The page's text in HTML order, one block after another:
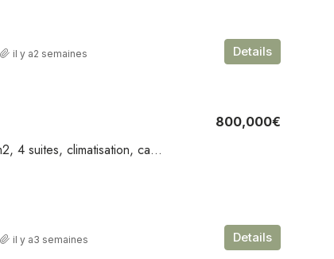
Details
il y a2 semaines
Villa luxueuse – 320m2, 4 suites, climatisation, caméras, piscine – Marrakech, Amelkis
800,000€
Details
il y a3 semaines